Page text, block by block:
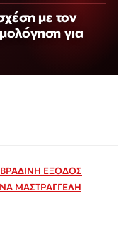
με τον
για
ΒΡΑΔΙΝΗ ΕΞΟΔΟΣ
ΜΑΣΤΡΑΓΓΕΛΗ